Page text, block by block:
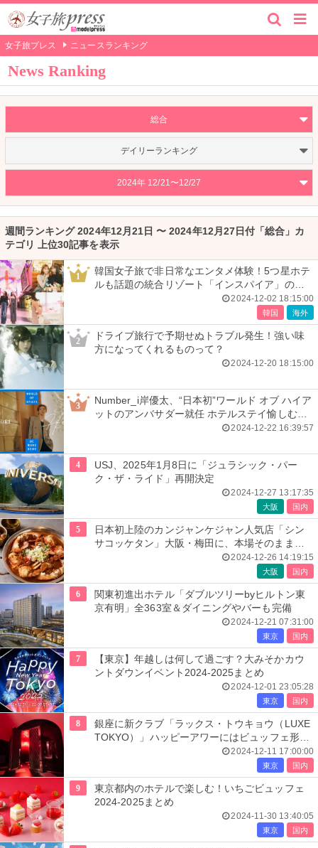
女子旅プレス ニュースランキング
News Ranking
総合
デイリーランキング
2024年 12/21〜12/27
週間ランキング 2024年12月21日 〜 2024年12月27日付「総合」カ
テゴリ 上位30記事を表示
1
韓国女子旅で非日常なエンタメ体験！5つ星ホテ
ルも話題の統合リゾート「インスパイア」の魅
2024-12-02 18:15:00
韓国 海外
2
ドライブ旅行で予期せぬトラブル発生！強い味
方になってくれるものって？
2024-12-20 18:15:00
3
Number_i岸優太、“日本初”ワールド オブ ハイア
ットのアンバサダー就任 ホテルステイ愉しむ動
2024-12-22 16:39:57
4
USJ、2025年1月8日に「ジュラシック・パー
ク・ザ・ライド」再開決定
2024-12-27 13:17:35
大阪 国内
5
日本初上陸のカンジャンケジャン人気店「シン
サコッケタン」大阪・梅田に、本場そのままの
2024-12-26 14:19:15
大阪 国内
6
関東初進出ホテル「ダブルツリーbyヒルトン東
京有明」全363室＆ダイニングやバーも完備
2024-12-21 07:31:00
東京 国内
7
【東京】年越しは何して過ごす？大みそかカウ
ントダウンイベント2024-2025まとめ
2024-12-01 23:05:28
東京 国内
8
銀座に新クラブ「ラックス・トウキョウ（LUXE
TOKYO）」ハッピーアワーにはビュッフェ形式
2024-12-11 17:00:00
東京 国内
9
東京都内のホテルで楽しむ！いちごビュッフェ
2024-2025まとめ
2024-11-30 13:40:05
東京 国内